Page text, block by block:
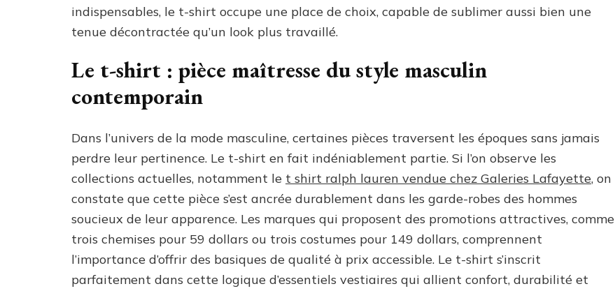
indispensables, le t-shirt occupe une place de choix, capable de sublimer aussi bien une
tenue décontractée qu’un look plus travaillé.
Le t-shirt : pièce maîtresse du style masculin
contemporain
Dans l’univers de la mode masculine, certaines pièces traversent les époques sans jamais
perdre leur pertinence. Le t-shirt en fait indéniablement partie. Si l’on observe les
collections actuelles, notamment le t shirt ralph lauren vendue chez Galeries Lafayette, on
constate que cette pièce s’est ancrée durablement dans les garde-robes des hommes
soucieux de leur apparence. Les marques qui proposent des promotions attractives, comme
trois chemises pour 59 dollars ou trois costumes pour 149 dollars, comprennent
l’importance d’offrir des basiques de qualité à prix accessible. Le t-shirt s’inscrit
parfaitement dans cette logique d’essentiels vestiaires qui allient confort, durabilité et